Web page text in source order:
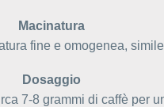
Macinatura
fine e omogenea,
Dosaggio
7-8 grammi di caffè per